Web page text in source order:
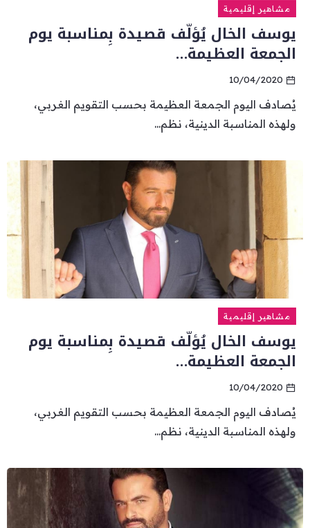
مشاهير إقليمية
يوسف الخال يُؤلّف قصيدة بِمناسبة يوم
الجمعة العظيمة…
10/04/2020
يُصادف اليوم الجمعة العظيمة بحسب التقويم الغربي،
ولهذه المناسبة الدينية، نظم...
مشاهير إقليمية
يوسف الخال يُؤلّف قصيدة بِمناسبة يوم
الجمعة العظيمة…
10/04/2020
يُصادف اليوم الجمعة العظيمة بحسب التقويم الغربي،
ولهذه المناسبة الدينية، نظم...